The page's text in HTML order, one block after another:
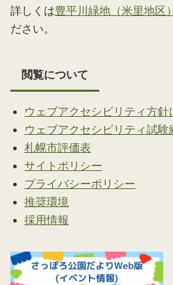
詳しくは豊平川緑地（米里地区
ださい。
閲覧について
ウェブアクセシビリティ方針
ウェブアクセシビリティ試験
札幌市評価表
サイトポリシー
プライバシーポリシー
推奨環境
採用情報